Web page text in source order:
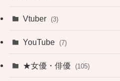
Vtuber (3)
YouTube (7)
★女優・俳優 (105)